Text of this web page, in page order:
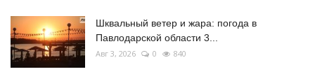
Шквальный ветер и жара: погода в
Павлодарской области 3...
Авг 3, 2026 0 840